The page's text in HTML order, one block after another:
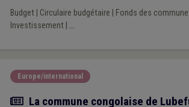
Budget| Circulaire budgétaire Fonds des
Investissement| ...
Europe/international
Actualité
La commune congolaise de